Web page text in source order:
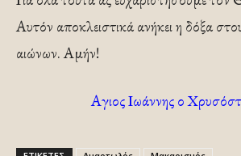
Αυτόν αποκλειστικά ανήκει η δόξα
αιώνων. Αμήν!
Αγιος Ιωάννης ο